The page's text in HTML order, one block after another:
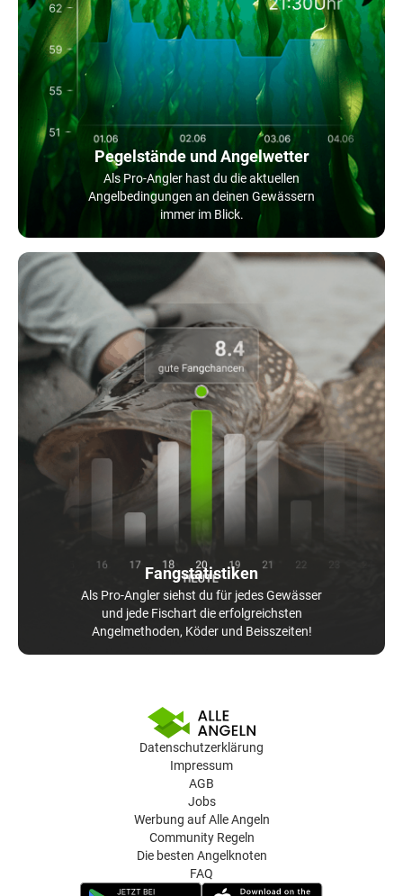
Pegelstände und Angelwetter
Als Pro-Angler hast du die aktuellen
Angelbedingungen an deinen Gewässern
immer im Blick.
Fangstatistiken
Als Pro-Angler siehst du für jedes Gewässer
und jede Fischart die erfolgreichsten
Angelmethoden, Köder und Beisszeiten!
Datenschutzerklärung
Impressum
AGB
Jobs
Werbung auf Alle Angeln
Community Regeln
Die besten Angelknoten
FAQ